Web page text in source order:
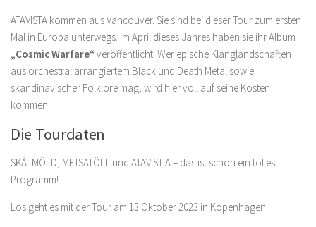
ATAVISTA kommen aus Vancouver. Sie sind bei dieser Tour zum ersten
Mal in Europa unterwegs. Im April dieses Jahres haben sie ihr Album
„Cosmic Warfare“ veröffentlicht. Wer epische Klanglandschaften
aus orchestral arrangiertem Black und Death Metal sowie
skandinavischer Folklore mag, wird hier voll auf seine Kosten
kommen.
Die Tourdaten
SKÁLMÖLD, METSATÖLL und ATAVISTIA – das ist schon ein tolles
Programm!
Los geht es mit der Tour am 13.Oktober 2023 in Kopenhagen.